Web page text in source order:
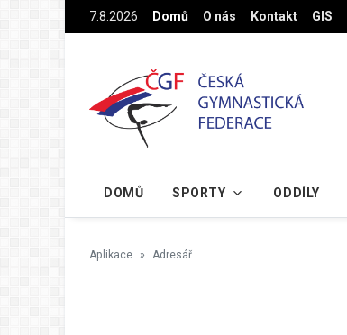
Na hlavní obsah7.8.2026 Domů O nás Kontakt GIS
DOMŮ SPORTY ODDÍLY
Aplikace Adresář